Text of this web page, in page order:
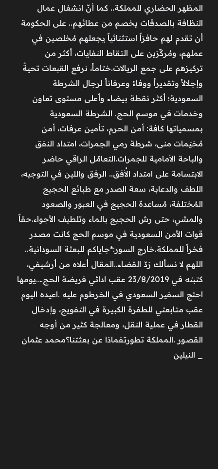
المظهر الحضاري للمملكة.. كما أنّ انشغال عمال
النظافة بالصدقات يخصم من عطائهم.. على الحكومة
أن تقدم لهم حافزاً استثنائياً يجعلهم مُخلصين في
عملهم، ومُركِّزين على التقاط النفايات، أكثر من
تركيزهم على جمع الريالات.ختاماً، نرفع القبعات تحيةً
وإجلالاً وتقديراً ووفاءً وعرفاناً لرجال الشرطة
السعودية؛ أكثر نقطة بيضاء وأعلى مستوى تعاون
وخدمات في موسم الحج. الشرطة السعودية
بمسمياتها كافة: أمن الحرم، تأمين عرفات، أمن
مُخيّمات منى، شرطة رمي الجمرات، امتداد النفق
والباحة الأمامية للجمرات.التعامُل الراقي حاضر
الابتسامة على امتداد الأُفق.. الرفق واللين في التوجيه،
اللطف والدعابة، سعة الصدر مع طبائع الحجيج
المُختلفة، مُساعدة الحجيج في العبور والصعود
والمشي، حتى رش الحجيج بالماء وتلطيف الأجواء.حقاً
قوات الأمن السعودية في موسم الحج كانت مصدر
فخراً للمملكة.خارج السور:*جاياكم للبعثة السودانية..
الـلهم لا نسألك رَدّ القضاء..المقال أعلاه من أرشيفي،
كتبته في 23/8/2019 عقب ادائي فريضة الحج….يومها
احتج السفير السعودي في الخرطوم عليه .اعيده اليوم
عقب متابعتي للطفرة الكبيرة في التفويج، وإدخال
القطار في عملية النقل، ومعالجة كثير من أوجه
القصور .المملكة تطورتفماذا عن بعثتنا؟محمد عثمان
_ النيلين